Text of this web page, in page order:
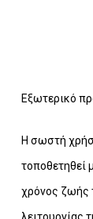
Εξωτερικό
Η σωστή
τοποθετηθεί
χρόνος ζωής